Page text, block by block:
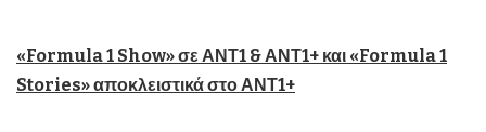
«Formula 1 Show» σε ΑΝΤ1 & ΑΝΤ1+ και «Formula1
Stories» αποκλειστικά στο ΑΝΤ1+